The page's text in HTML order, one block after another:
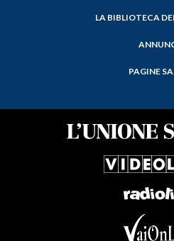
LA BIBLIOTECA
PAGINE